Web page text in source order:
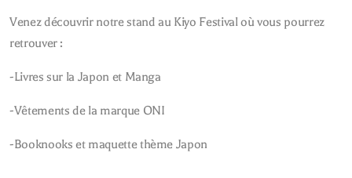
Venez découvrir notre stand au Kiyo Festival où vous pourrez
retrouver :
-Livres sur la Japon et Manga
-Vêtements de la marque ONI
-Booknooks et maquette thème Japon